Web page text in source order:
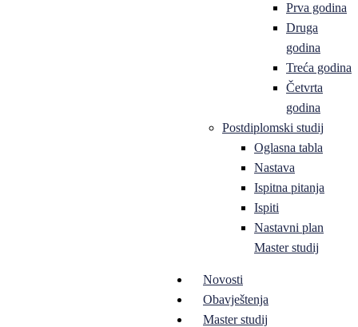
Prva godina
Druga
godina
Treća godina
Četvrta
godina
Postdiplomski studij
Oglasna tabla
Nastava
Ispitna pitanja
Ispiti
Nastavni plan
Master studij
Novosti
Obavještenja
Master studij